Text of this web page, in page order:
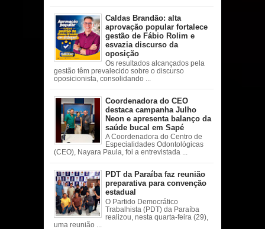
Caldas Brandão: alta
aprovação popular fortalece
gestão de Fábio Rolim e
esvazia discurso da
oposição
Os resultados alcançados pela
gestão têm prevalecido sobre o discurso
oposicionista, consolidando ...
Coordenadora do CEO
destaca campanha Julho
Neon e apresenta balanço da
saúde bucal em Sapé
A Coordenadora do Centro de
Especialidades Odontológicas
(CEO), Nayara Paula, foi a entrevistada ...
PDT da Paraíba faz reunião
preparativa para convenção
estadual
O Partido Democrático
Trabalhista (PDT) da Paraíba
realizou, nesta quarta-feira (29),
uma reunião ...